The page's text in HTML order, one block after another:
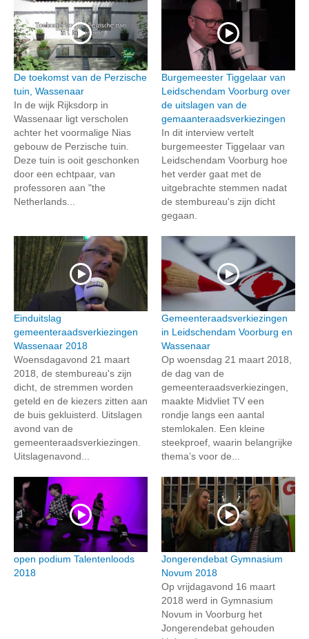
De toekomst van de Perzische
tuin, Wassenaar
In de wijk Rijksdorp in
Wassenaar ligt verscholen
achter het voormalige Nias
gebouw de Perzische tuin.
Deze tuin is ooit geschonken
door een echtpaar, van
professoren aan "the
Netherlands...
Burgemeester Tiggelaar van
Leidschendam Voorburg over
de uitslagen van de
gemaanteraadsverkiezingen
In dit interview vertelt
burgemeester Tiggelaar van
Leidschendam Voorburg hoe
het verder gaat met de
uitgebrachte stemmen nadat
de stembureau's zijn dicht
gegaan.
Einduitslag
gemeenteraadsverkiezingen
Wassenaar 2018
Woensdagavond 21 maart
2018, de stembureau's zijn
dicht, de stremmen worden
geteld en de kiezers zitten aan
de buis gekluisterd. Uitslagen
avond van de
gemeenteraadsverkiezingen.
Uitslagenavond...
Gemeenteraadsverkiezingen
in Leidschendam Voorburg en
Wassenaar
Op woensdag 21 maart 2018,
de dag van de
gemeenteraadsverkiezingen,
maakte Midvliet TV een
rondje langs een aantal
stemlokalen. Een kleine
steekproef, waarin belangrijke
thema’s voor de...
open podium Talentenloods
2018
Jongerendebat Gymnasium
Novum 2018
Op vrijdagavond 16 maart
2018 werd in Gymnasium
Novum in Voorburg het
Jongerendebat gehouden